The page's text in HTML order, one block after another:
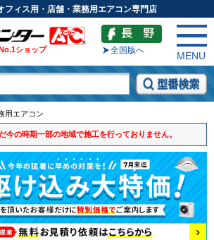
フィス用・店舗・業務用エアコン専門店
ショップ 全国版へ
MENU
用エアコン
今の時期一部の地域で施工を行っておりません。